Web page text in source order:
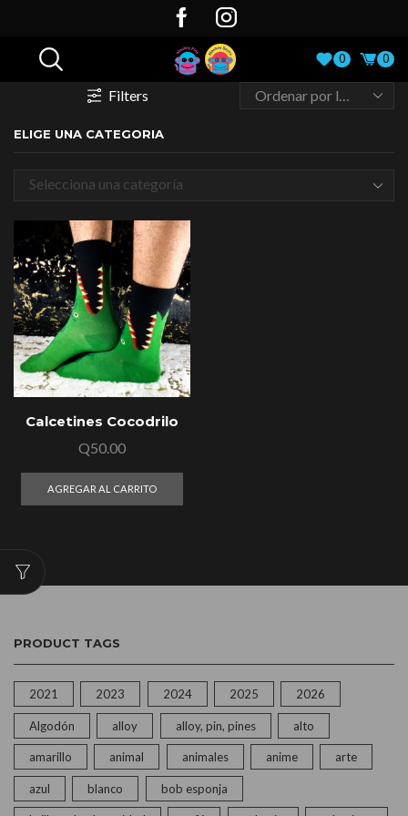
0 0
Filters
ELIGE UNA CATEGORIA
Selecciona una categoría
Calcetines Cocodrilo
Q50.00
AGREGAR AL CARRITO
PRODUCT TAGS
2021 2023 2024 2025 2026
Algodón alloy alloy, pin, pines alto
amarillo animal animales anime arte
azul blanco bob esponja